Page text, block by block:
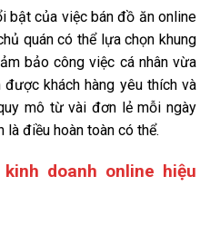
bật của việc bán đồ ăn online
quán có thể lựa chọn khung
bảo công việc cá nhân vừa
khách hàng yêu thích và
mô từ vài đơn lẻ mỗi ngày
là điều hoàn toàn có thể.
doanh online hiệu